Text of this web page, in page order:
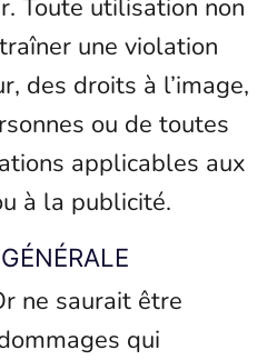
Toute utilisation non
une violation
des droits à l’image,
ou de toutes
applicables aux
à la publicité.
ne saurait être
qui